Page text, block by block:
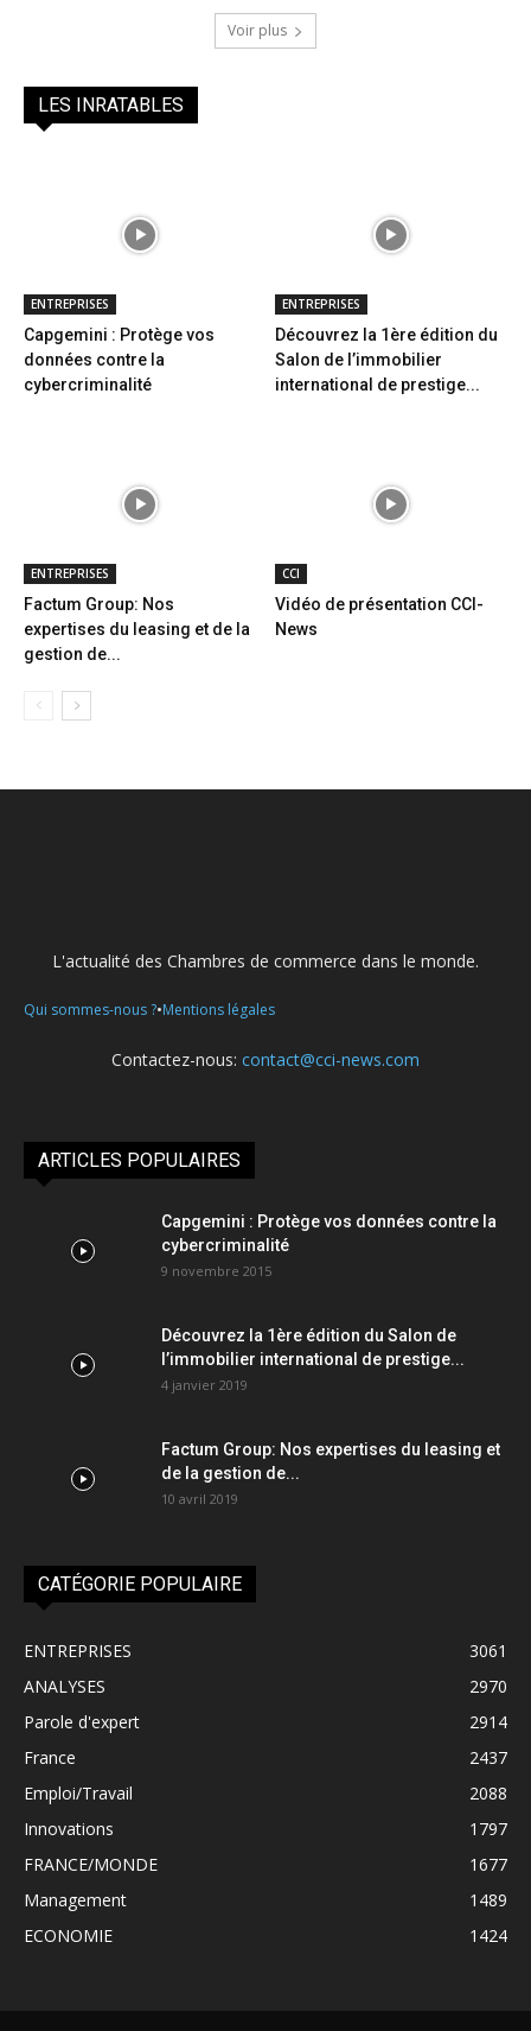
Voir plus
LES INRATABLES
ENTREPRISES
Capgemini : Protège vos
données contre la
cybercriminalité
ENTREPRISES
Découvrez la 1ère édition du
Salon de l’immobilier
international de prestige...
ENTREPRISES
Factum Group: Nos
expertises du leasing et de la
gestion de...
CCI
Vidéo de présentation CCI-
News
L'actualité des Chambres de commerce dans le monde.
Qui sommes-nous ?•Mentions légales
Contactez-nous: contact@cci-news.com
ARTICLES POPULAIRES
Capgemini : Protège vos données contre la
cybercriminalité
9 novembre 2015
Découvrez la 1ère édition du Salon de
l’immobilier international de prestige...
4 janvier 2019
Factum Group: Nos expertises du leasing et
de la gestion de...
10 avril 2019
CATÉGORIE POPULAIRE
ENTREPRISES
3061
ANALYSES
2970
Parole d'expert
2914
France
2437
Emploi/Travail
2088
Innovations
1797
FRANCE/MONDE
1677
Management
1489
ECONOMIE
1424